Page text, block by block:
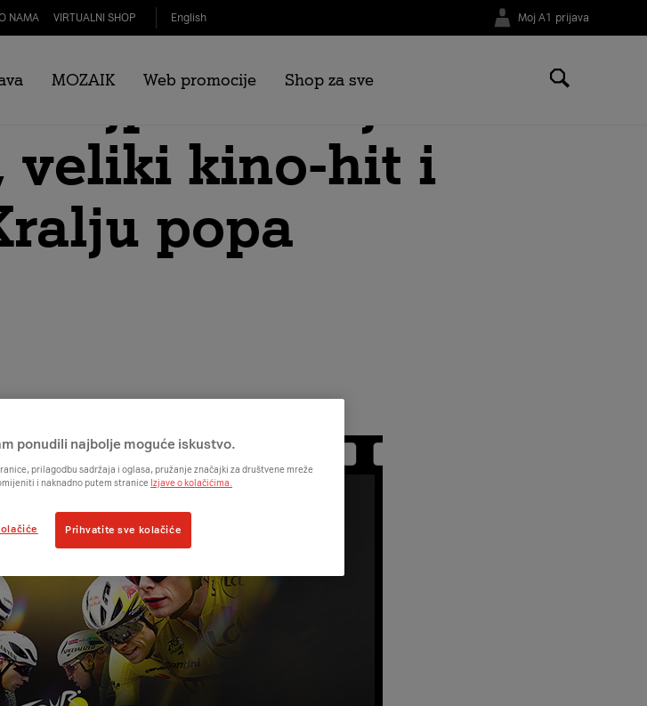
NAMA VIRTUALNI SHOP English Moj A1 prijava
MOZAIK Web promocije Shop za sve
Najprestižnija
veliki kino-hit i
popa
ponudili najbolje moguće iskustvo.
prilagodbu sadržaja i oglasa, pružanje značajki za društvene mreže
i naknadno putem stranice Izjave o kolačićima.
Prihvatite sve kolačiće